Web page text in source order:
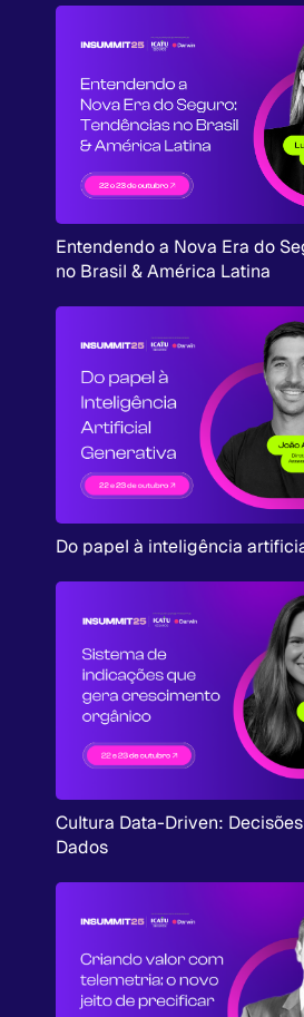
Entendendo a Nova Era do
no Brasil & América Latina
Do papel à inteligência
Cultura Data-Driven:
Dados